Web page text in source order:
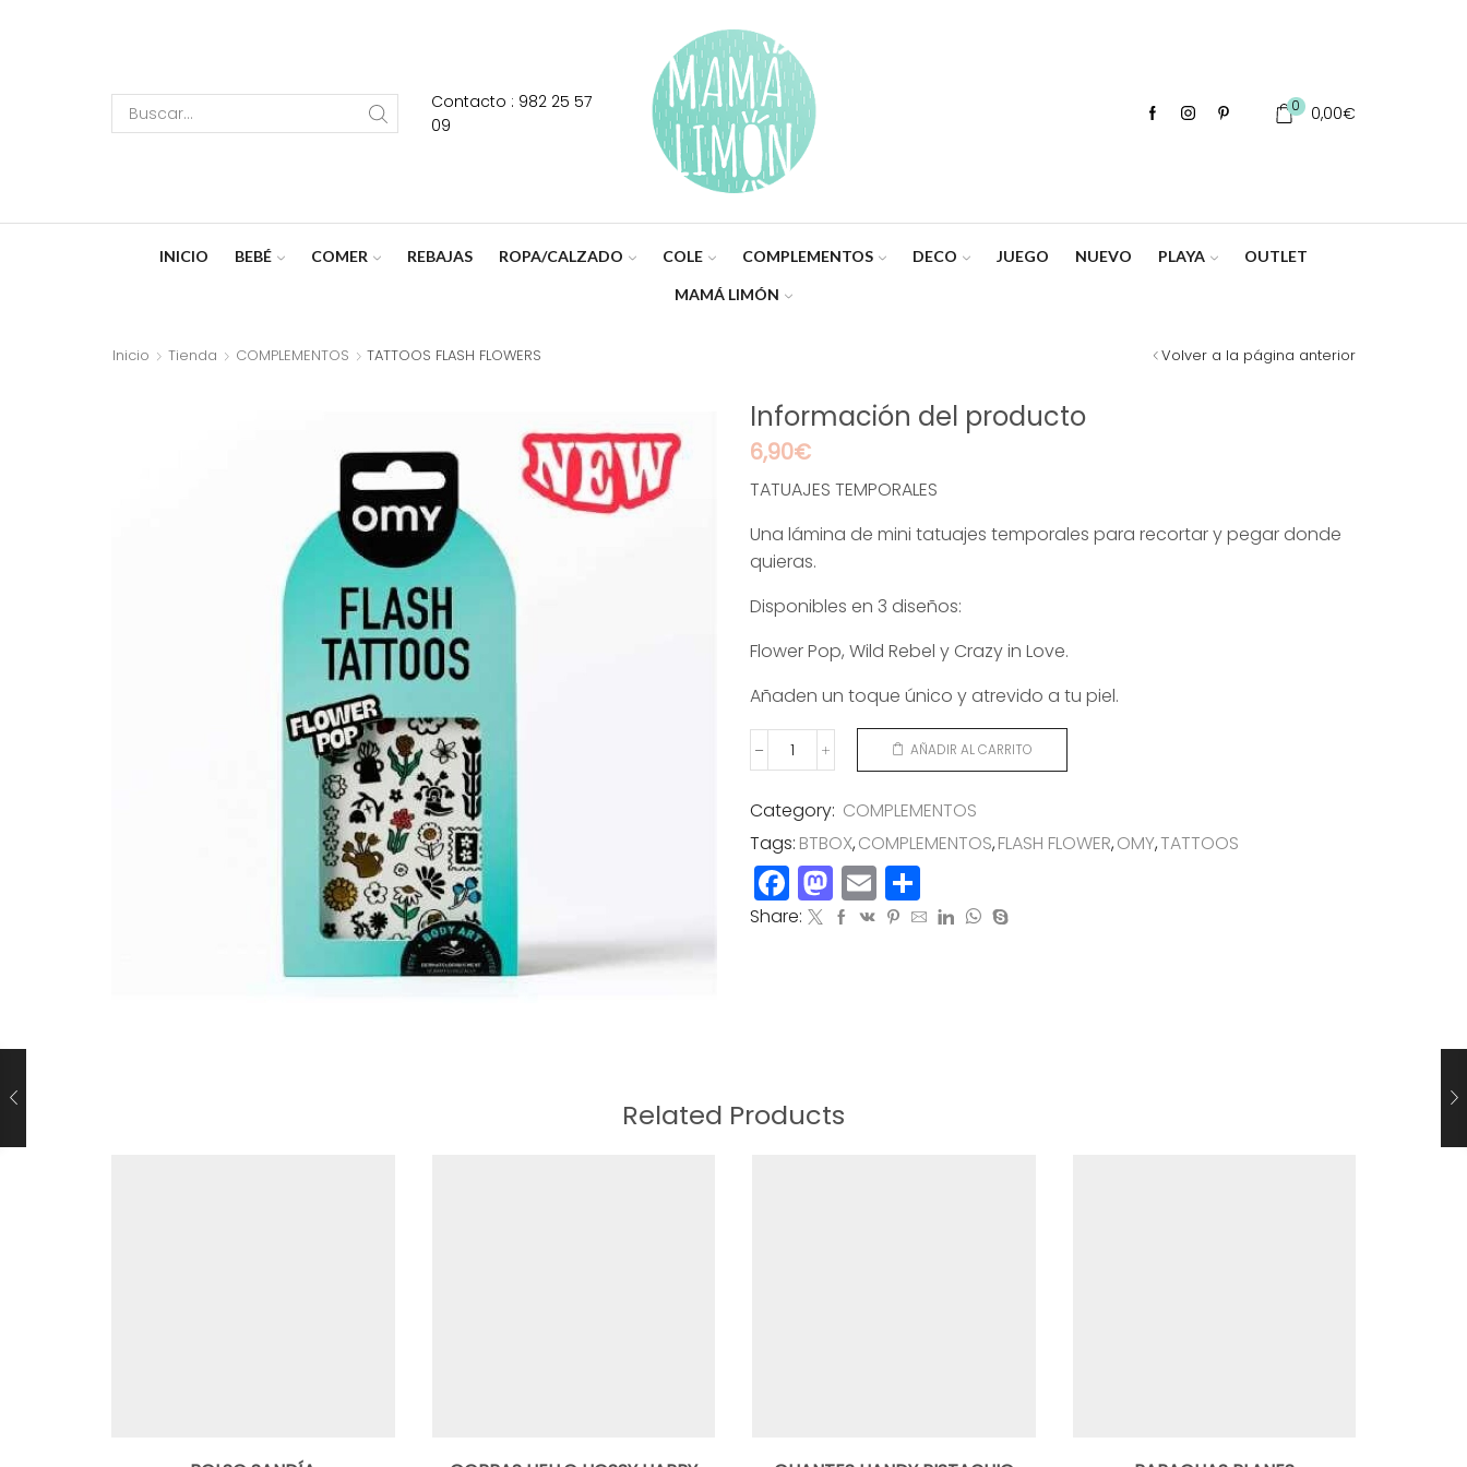
Contacto : 982 25 57
09
0 0,00€
INICIO BEBÉ COMER REBAJAS ROPA/CALZADO COLE COMPLEMENTOS DECO JUEGO NUEVO PLAYA OUTLET
MAMÁ LIMÓN
Inicio Tienda COMPLEMENTOS TATTOOS FLASH FLOWERS Volver a la página anterior
Información del producto
6,90€
TATUAJES TEMPORALES
Una lámina de mini tatuajes temporales para recortar y pegar donde
quieras.
Disponibles en 3 diseños:
Flower Pop, Wild Rebel y Crazy in Love.
Añaden un toque único y atrevido a tu piel.
TATTOOS
FLOWERS
cantidad
AÑADIR AL CARRITO
Category: COMPLEMENTOS
Tags: BTBOX,COMPLEMENTOS,FLASH FLOWER,OMY,TATTOOS
Facebook
Mastodon
Email
Share:
Related Products